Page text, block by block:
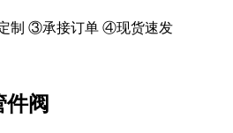
制 ③承接订单 ④现货速发
阀